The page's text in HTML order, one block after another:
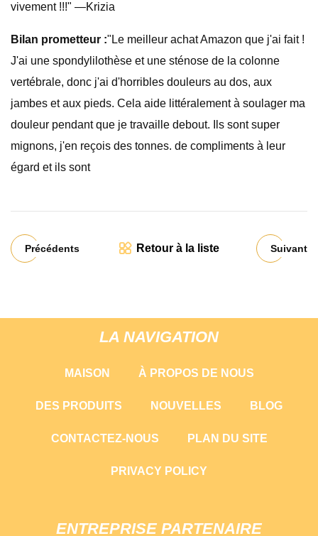
vivement !!!" —Krizia
Bilan prometteur :"Le meilleur achat Amazon que j'ai fait !
J'ai une spondylilothèse et une sténose de la colonne
vertébrale, donc j'ai d'horribles douleurs au dos, aux
jambes et aux pieds. Cela aide littéralement à soulager ma
douleur pendant que je travaille debout. Ils sont super
mignons, j'en reçois des tonnes. de compliments à leur
égard et ils sont
Précédents Retour à la liste Suivant
LA NAVIGATION
MAISON À PROPOS DE NOUS
DES PRODUITS NOUVELLES BLOG
CONTACTEZ-NOUS PLAN DU SITE
PRIVACY POLICY
ENTREPRISE PARTENAIRE